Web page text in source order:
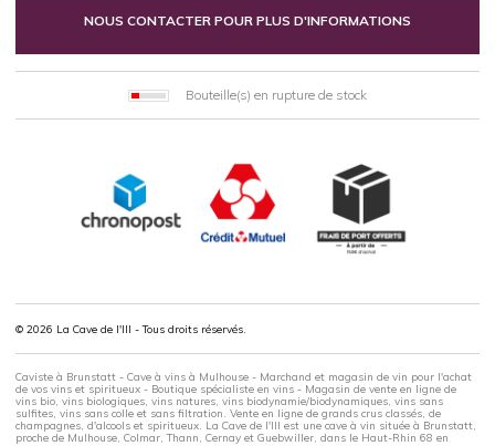
NOUS CONTACTER POUR PLUS D'INFORMATIONS
Bouteille(s) en rupture de stock
© 2026 La Cave de l'Ill - Tous droits réservés.
Caviste à Brunstatt - Cave à vins à Mulhouse - Marchand et magasin de vin pour l'achat
de vos vins et spiritueux - Boutique spécialiste en vins - Magasin de vente en ligne de
vins bio, vins biologiques, vins natures, vins biodynamie/biodynamiques, vins sans
sulfites, vins sans colle et sans filtration. Vente en ligne de grands crus classés, de
champagnes, d'alcools et spiritueux. La Cave de l'Ill est une cave à vin située à Brunstatt,
proche de Mulhouse, Colmar, Thann, Cernay et Guebwiller, dans le Haut-Rhin 68 en